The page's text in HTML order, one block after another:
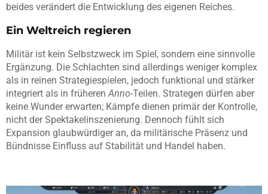
beides verändert die Entwicklung des eigenen Reiches.
Ein Weltreich regieren
Militär ist kein Selbstzweck im Spiel, sondern eine sinnvolle
Ergänzung. Die Schlachten sind allerdings weniger komplex
als in reinen Strategiespielen, jedoch funktional und stärker
integriert als in früherenAnno-Teilen. Strategen dürfen aber
keine Wunder erwarten; Kämpfe dienen primär der Kontrolle,
nicht der Spektakelinszenierung. Dennoch fühlt sich
Expansion glaubwürdiger an, da militärische Präsenz und
Bündnisse Einfluss auf Stabilität und Handel haben.